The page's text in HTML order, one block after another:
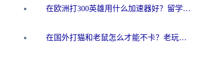
在欧洲打300英雄用什么加速器好？留学生亲测有效的解决方案来了
在国外打猫和老鼠怎么才能不卡？老玩家亲测的终极加速指南